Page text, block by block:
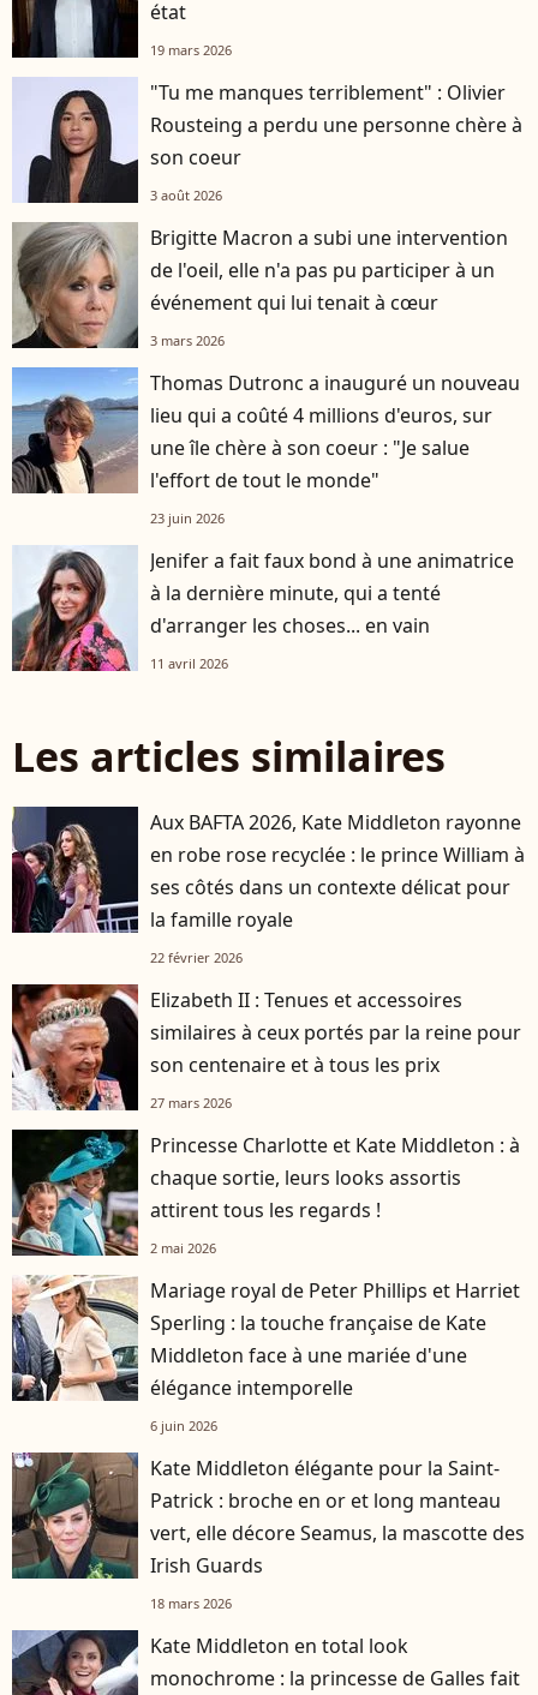
état
19 mars 2026
"Tu me manques terriblement" : Olivier
Rousteing a perdu une personne chère à
son coeur
3 août 2026
Brigitte Macron a subi une intervention
de l'oeil, elle n'a pas pu participer à un
événement qui lui tenait à cœur
3 mars 2026
Thomas Dutronc a inauguré un nouveau
lieu qui a coûté 4 millions d'euros, sur
une île chère à son coeur : "Je salue
l'effort de tout le monde"
23 juin 2026
Jenifer a fait faux bond à une animatrice
à la dernière minute, qui a tenté
d'arranger les choses... en vain
11 avril 2026
Les articles similaires
Aux BAFTA 2026, Kate Middleton rayonne
en robe rose recyclée : le prince William à
ses côtés dans un contexte délicat pour
la famille royale
22 février 2026
Elizabeth II : Tenues et accessoires
similaires à ceux portés par la reine pour
son centenaire et à tous les prix
27 mars 2026
Princesse Charlotte et Kate Middleton : à
chaque sortie, leurs looks assortis
attirent tous les regards !
2 mai 2026
Mariage royal de Peter Phillips et Harriet
Sperling : la touche française de Kate
Middleton face à une mariée d'une
élégance intemporelle
6 juin 2026
Kate Middleton élégante pour la Saint-
Patrick : broche en or et long manteau
vert, elle décore Seamus, la mascotte des
Irish Guards
18 mars 2026
Kate Middleton en total look
monochrome : la princesse de Galles fait